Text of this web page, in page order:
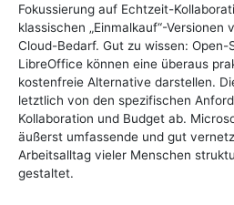
Fokussierung auf Echtzeit-
klassischen „Einmalkauf“-
Cloud-Bedarf. Gut zu wissen:
LibreOffice können eine überaus
kostenfreie Alternative darstellen.
letztlich von den spezifischen
Kollaboration und Budget ab.
äußerst umfassende und gut
Arbeitsalltag vieler Menschen
gestaltet.